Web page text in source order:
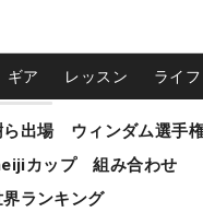
ギア レッスン ライフ
ら出場 ウィンダム選手
カップ 組み合わせ
ランキング